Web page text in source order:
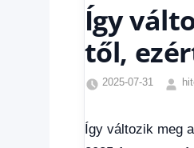
Így
től,
2025-07-31
Így változik meg